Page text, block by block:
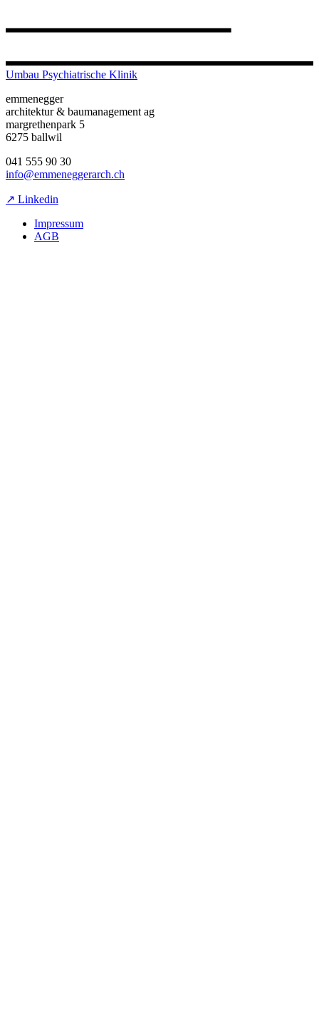
Umbau Psychiatrische Klinik
emmenegger
architektur & baumanagement ag
margrethenpark 5
6275 ballwil
041 555 90 30
info@emmeneggerarch.ch
↗ Linkedin
Impressum
AGB